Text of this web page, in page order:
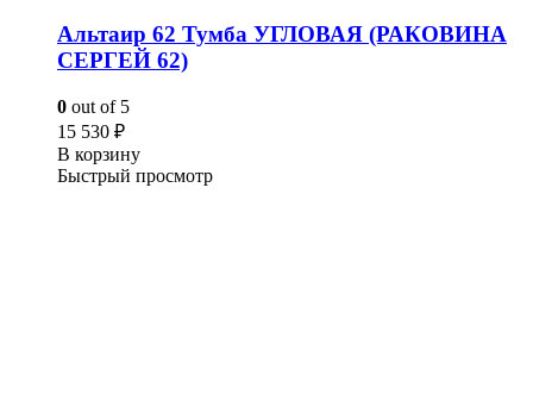
Альтаир 62 Тумба УГЛОВАЯ (РАКОВИНА
СЕРГЕЙ 62)
0 out of 5
15 530 ₽
В корзину
Быстрый просмотр